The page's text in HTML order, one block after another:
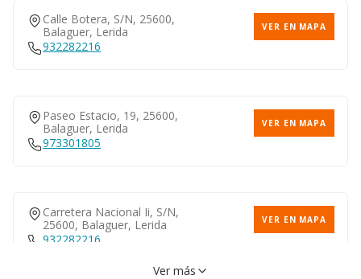
Calle Botera, S/n, 25600,
Balaguer, Lerida
VER EN MAPA
932282216
Paseo Estacio, 19, 25600,
Balaguer, Lerida
VER EN MAPA
973301805
Carretera Nacional Ii, S/n,
25600, Balaguer, Lerida
VER EN MAPA
932282216
Ver más